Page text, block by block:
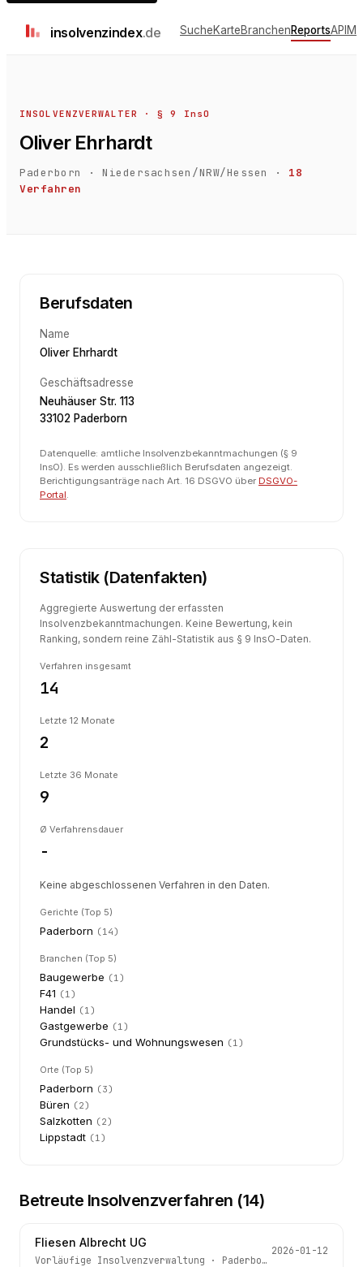
insolvenzindex.de SucheKarteBranchenReportsAPI
INSOLVENZVERWALTER · § 9 InsO
Oliver Ehrhardt
Paderborn ·Niedersachsen/NRW/Hessen ·
18
Verfahren
Berufsdaten
Name
Oliver Ehrhardt
Geschäftsadresse
Neuhäuser Str. 113
33102 Paderborn
Datenquelle: amtliche Insolvenzbekanntmachungen (§ 9
InsO). Es werden ausschließlich Berufsdaten angezeigt.
Berichtigungsanträge nach Art. 16 DSGVO über DSGVO-
Portal.
Statistik (Datenfakten)
Aggregierte Auswertung der erfassten
Insolvenzbekanntmachungen. Keine Bewertung, kein
Ranking, sondern reine Zähl-Statistik aus § 9 InsO-Daten.
Verfahren insgesamt
14
Letzte 12 Monate
2
Letzte 36 Monate
9
Ø Verfahrensdauer
-
Keine abgeschlossenen Verfahren in den Daten.
Gerichte (Top 5)
Paderborn (14)
Branchen (Top 5)
Baugewerbe (1)
F41 (1)
Handel (1)
Gastgewerbe (1)
Grundstücks- und Wohnungswesen (1)
Orte (Top 5)
Paderborn (3)
Büren (2)
Salzkotten (2)
Lippstadt (1)
Betreute Insolvenzverfahren (14)
Fliesen Albrecht UG
Vorläufige Insolvenzverwaltung · Paderborn
2026-01-12